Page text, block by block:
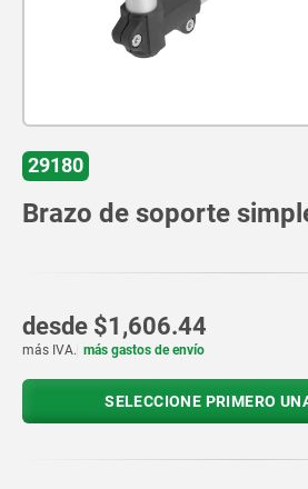
29180
Brazo de soporte
desde $1,606.44
más IVA. más gastos de envío
SELECCIONE PRIMERO